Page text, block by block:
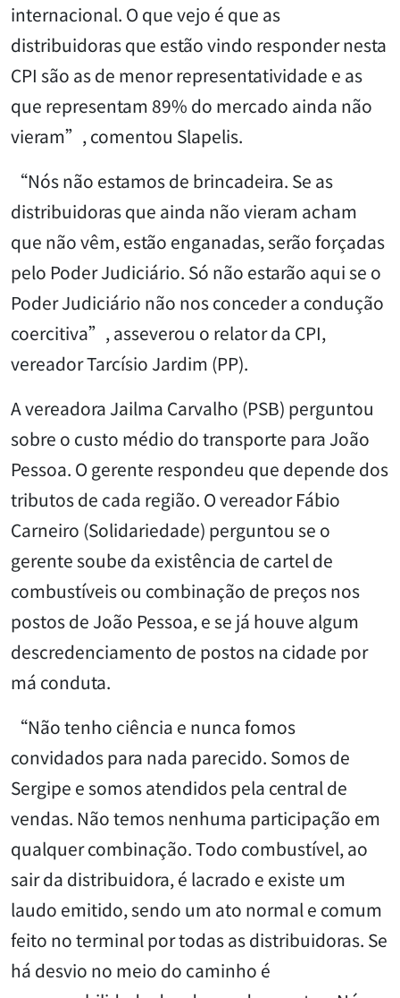
internacional. O que vejo é que as
distribuidoras que estão vindo responder nesta
CPI são as de menor representatividade e as
que representam 89% do mercado ainda não
vieram”, comentou Slapelis.
“Nós não estamos de brincadeira. Se as
distribuidoras que ainda não vieram acham
que não vêm, estão enganadas, serão forçadas
pelo Poder Judiciário. Só não estarão aqui se o
Poder Judiciário não nos conceder a condução
coercitiva”, asseverou o relator da CPI,
vereador Tarcísio Jardim (PP).
A vereadora Jailma Carvalho (PSB) perguntou
sobre o custo médio do transporte para João
Pessoa. O gerente respondeu que depende dos
tributos de cada região. O vereador Fábio
Carneiro (Solidariedade) perguntou se o
gerente soube da existência de cartel de
combustíveis ou combinação de preços nos
postos de João Pessoa, e se já houve algum
descredenciamento de postos na cidade por
má conduta.
“Não tenho ciência e nunca fomos
convidados para nada parecido. Somos de
Sergipe e somos atendidos pela central de
vendas. Não temos nenhuma participação em
qualquer combinação. Todo combustível, ao
sair da distribuidora, é lacrado e existe um
laudo emitido, sendo um ato normal e comum
feito no terminal por todas as distribuidoras. Se
há desvio no meio do caminho é